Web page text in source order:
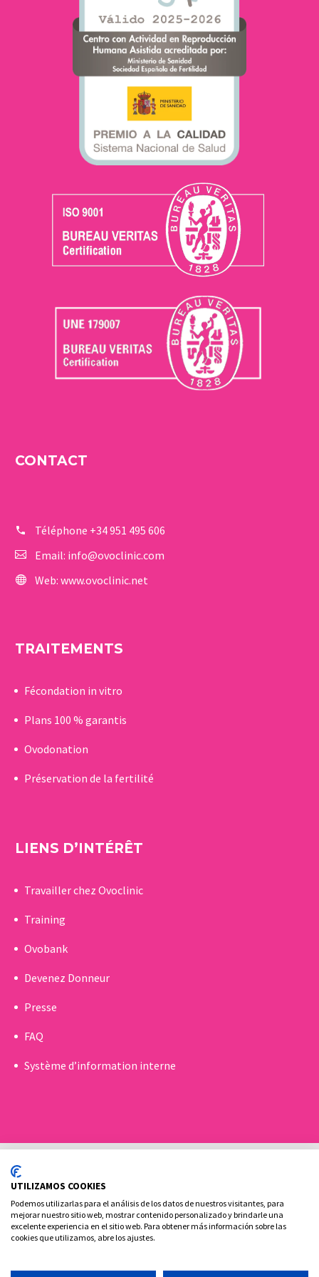
CONTACT
Téléphone +34 951 495 606
Email: info@ovoclinic.com
Web: www.ovoclinic.net
TRAITEMENTS
Fécondation in vitro
Plans 100 % garantis
Ovodonation
Préservation de la fertilité
LIENS D’INTÉRÊT
Travailler chez Ovoclinic
Training
Ovobank
Devenez Donneur
Presse
FAQ
Système d’information interne
Politique de Cookies
Politique de confidentialité
UTILIZAMOS COOKIES
Podemos utilizarlas para el análisis de los datos de nuestros visitantes, para
mejorar nuestro sitio web, mostrar contenido personalizado y brindarle una
excelente experiencia en el sitio web. Para obtener más información sobre las
cookies que utilizamos, abre los ajustes.